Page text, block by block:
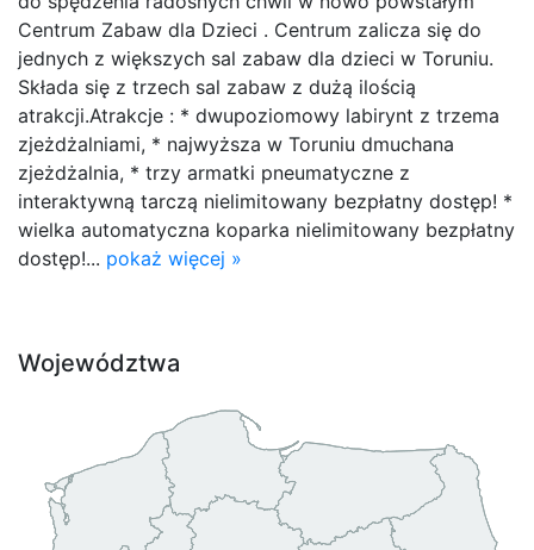
Centrum Zabaw dla Dzieci . Centrum zalicza się do
jednych z większych sal zabaw dla dzieci w Toruniu.
Składa się z trzech sal zabaw z dużą ilością
atrakcji.Atrakcje : * dwupoziomowy labirynt z trzema
zjeżdżalniami, * najwyższa w Toruniu dmuchana
zjeżdżalnia, * trzy armatki pneumatyczne z
interaktywną tarczą nielimitowany bezpłatny dostęp! *
wielka automatyczna koparka nielimitowany bezpłatny
dostęp!... pokaż więcej »
Województwa